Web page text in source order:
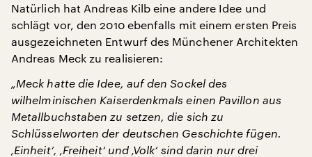
Natürlich hat Andreas Kilb eine andere Idee und
schlägt vor, den 2010 ebenfalls mit einem ersten Preis
ausgezeichneten Entwurf des Münchener Architekten
Andreas Meck zu realisieren:
„Meck hatte die Idee, auf den Sockel des
wilhelminischen Kaiserdenkmals einen Pavillon aus
Metallbuchstaben zu setzen, die sich zu
Schlüsselworten der deutschen Geschichte fügen.
‚Einheit‘, ‚Freiheit‘ und ‚Volk‘ sind darin nur drei